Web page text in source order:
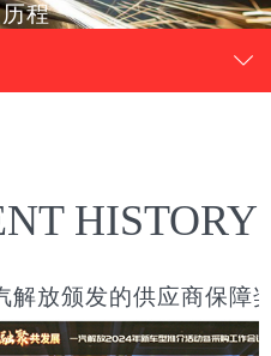
程
HISTORY
解放颁发的供应商保障